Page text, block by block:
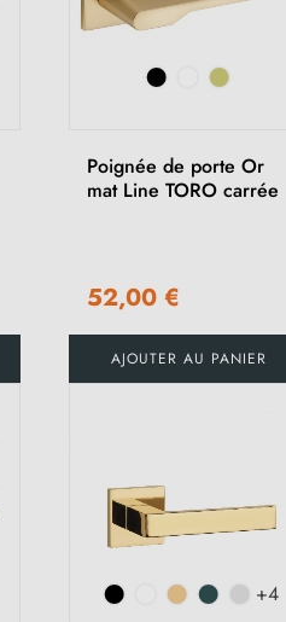
Poignée de porte Or
mat Line TORO carrée
52,00 €
AJOUTER AU PANIER
+4